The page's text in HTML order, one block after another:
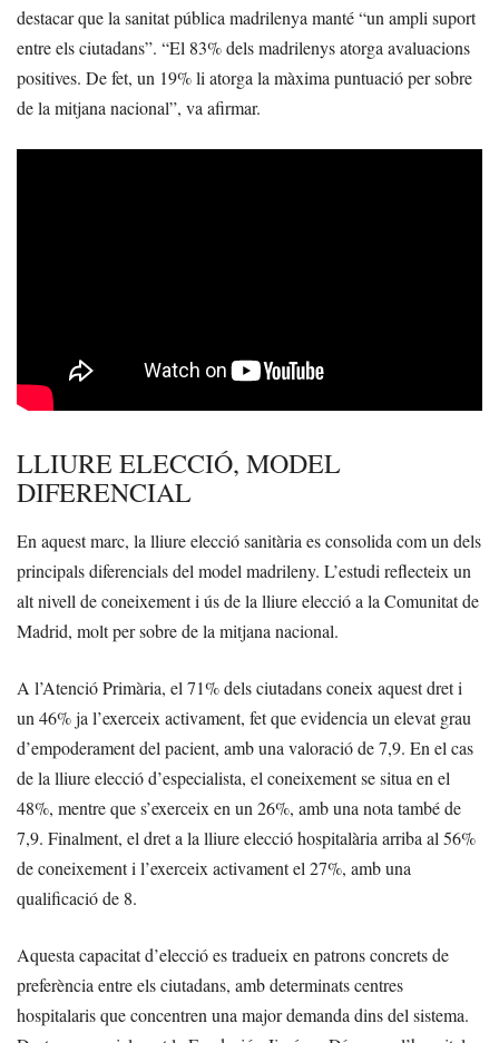
destacar que la sanitat pública madrilenya manté “un ampli suport
entre els ciutadans”. “El 83% dels madrilenys atorga avaluacions
positives. De fet, un 19% li atorga la màxima puntuació per sobre
de la mitjana nacional”, va afirmar.
LLIURE ELECCIÓ, MODEL
DIFERENCIAL
En aquest marc, la lliure elecció sanitària es consolida com un dels
principals diferencials del model madrileny. L’estudi reflecteix un
alt nivell de coneixement i ús de la lliure elecció a la Comunitat de
Madrid, molt per sobre de la mitjana nacional.
A l’Atenció Primària, el 71% dels ciutadans coneix aquest dret i
un 46% ja l’exerceix activament, fet que evidencia un elevat grau
d’empoderament del pacient, amb una valoració de 7,9. En el cas
de la lliure elecció d’especialista, el coneixement se situa en el
48%, mentre que s’exerceix en un 26%, amb una nota també de
7,9. Finalment, el dret a la lliure elecció hospitalària arriba al 56%
de coneixement i l’exerceix activament el 27%, amb una
qualificació de 8.
Aquesta capacitat d’elecció es tradueix en patrons concrets de
preferència entre els ciutadans, amb determinats centres
hospitalaris que concentren una major demanda dins del sistema.